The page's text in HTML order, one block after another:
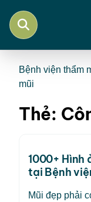
Bệnh viện thẩm
mũi
Thẻ:
1000+ Hình
tại Bệnh
Mũi đẹp phải